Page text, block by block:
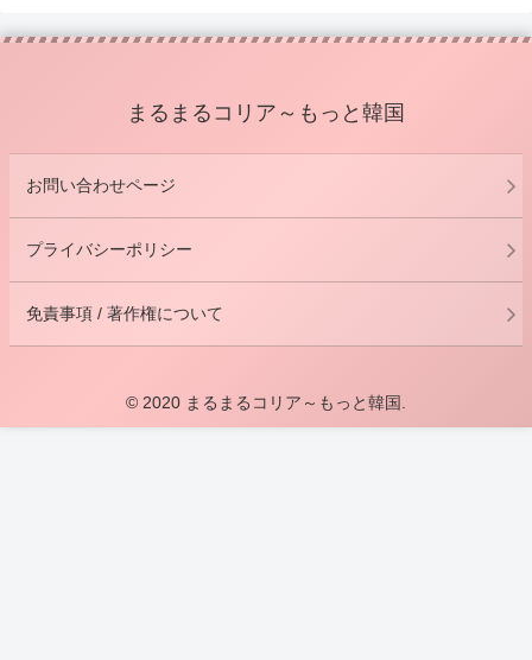
まるまるコリア～もっと韓国
お問い合わせページ
プライバシーポリシー
免責事項 / 著作権について
© 2020 まるまるコリア～もっと韓国.